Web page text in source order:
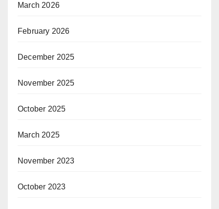
March 2026
February 2026
December 2025
November 2025
October 2025
March 2025
November 2023
October 2023